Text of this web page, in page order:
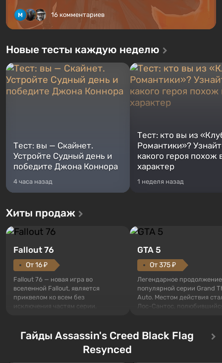
16 комментариев
Новые тесты каждую неделю
Тест: вы — Скайнет.
Устройте Судный день и
победите Джона Коннора
4 часа назад
Тест: кто вы из
Романтики»?
какого героя похож
характер
1 неделя назад
Хиты продаж
Fallout 76
От 16 ₽
Fallout 76 — новая игра во
вселенной Fallout, является
приквелом ко всем без
исключения частям серии.
Оно же, по задумке специалистов
Vault-Tec, должно открыться
первым после того, как на
GTA 5
От 375 ₽
Легендарное продолжение
популярной серии Grand
Auto. Местом действия
Лос-Сантос,
сразу трех персонажей:
Тревора и Франклина,
Гайды Assassin's Creed Black Flag
Resynced